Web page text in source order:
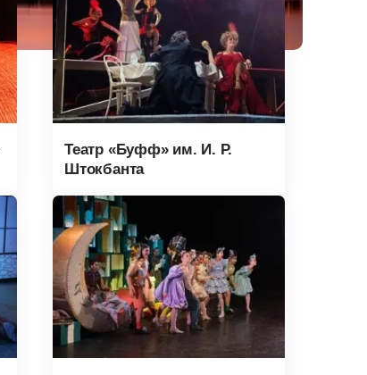
Театр «Буфф» им. И. Р.
Штокбанта